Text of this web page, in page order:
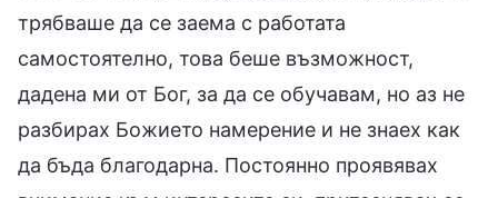
трябваше да се заема с работата
самостоятелно, това беше възможност,
дадена ми от Бог, за да се обучавам, но аз не
разбирах Божието намерение и не знаех как
да бъда благодарна. Постоянно проявявах